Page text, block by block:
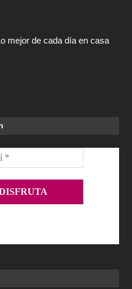
mejor de cada día en casa